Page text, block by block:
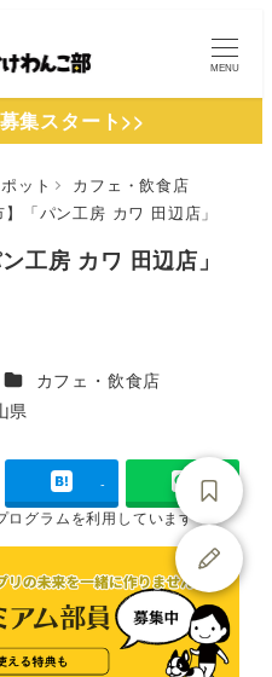
MENU
集スタート>>
ット
カフェ・飲食店
】「パン工房 カワ 田辺店」
工房 カワ 田辺店」
施設ジャンル
カフェ・飲食店
県
-
ログラムを利用しています